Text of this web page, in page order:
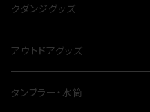
冬
クダンジグッズ
アウトドアグッズ
ナイフ
タンブラー・水筒